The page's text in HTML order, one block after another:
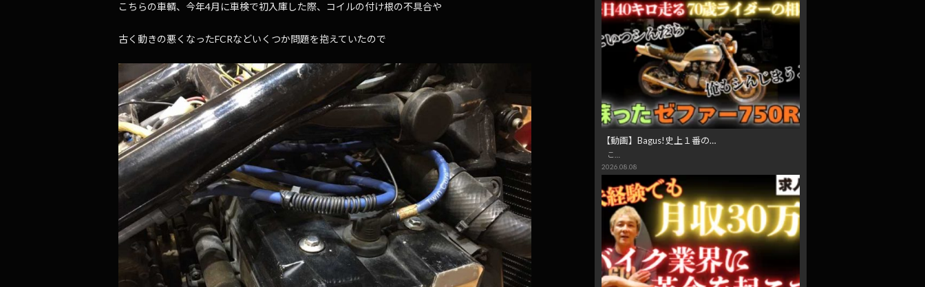
こちらの車輌、今年4月に車検で初入庫した際、コイルの付け根の不具合や
古く動きの悪くなったFCRなどいくつか問題を抱えていたので
【動画】Bagus!史上１番の…
こ…
2026.08.08